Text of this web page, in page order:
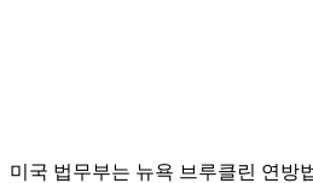
미국 법무부는 뉴욕 브루클린 연방